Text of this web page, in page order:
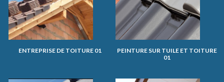
ENTREPRISE DE TOITURE 01
PEINTURE SUR TUILE ET TOITURE
01